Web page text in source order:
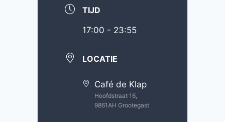
TIJD
17:00 - 23:55
LOCATIE
Café de Klap
Hoofdstraat 16,
9861AH Grootegast